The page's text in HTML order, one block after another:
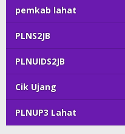
pemkab lahat
PLNS2JB
PLNUIDS2JB
Cik Ujang
PLNUP3 Lahat